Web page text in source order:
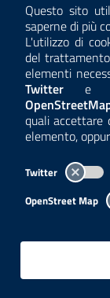
Questo sito
saperne di più
L'utilizzo di
del
elementi
Twitter e
quali accettare
elemento,
Twitter
OpenStreet Map
Per l'utilizzo